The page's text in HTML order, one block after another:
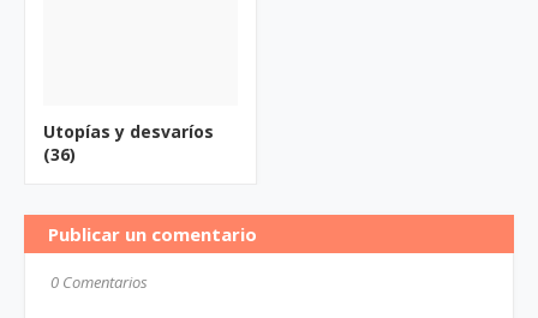
Utopías y desvaríos
(36)
Publicar un comentario
0 Comentarios